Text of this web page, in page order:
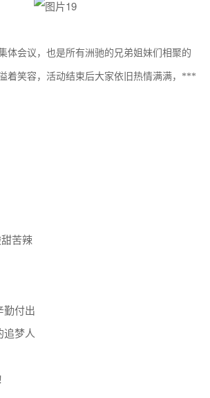
体会议，也是所有洲驰的兄弟姐妹们相聚的
着笑容，活动结束后大家依旧热情满满，***
甜苦辣
勤付出
追梦人